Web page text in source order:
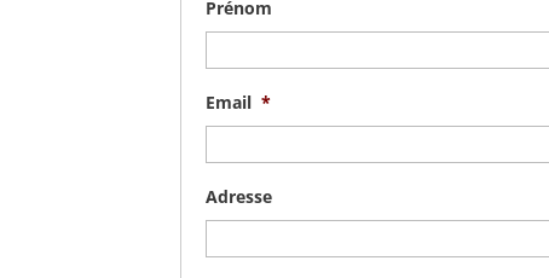
Prénom
Email *
Adresse